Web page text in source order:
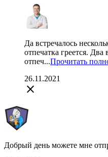
Да встречалось
отпечатка греется. Два
отпеч...Прочитать
26.11.2021
close
Добрый день можете мне